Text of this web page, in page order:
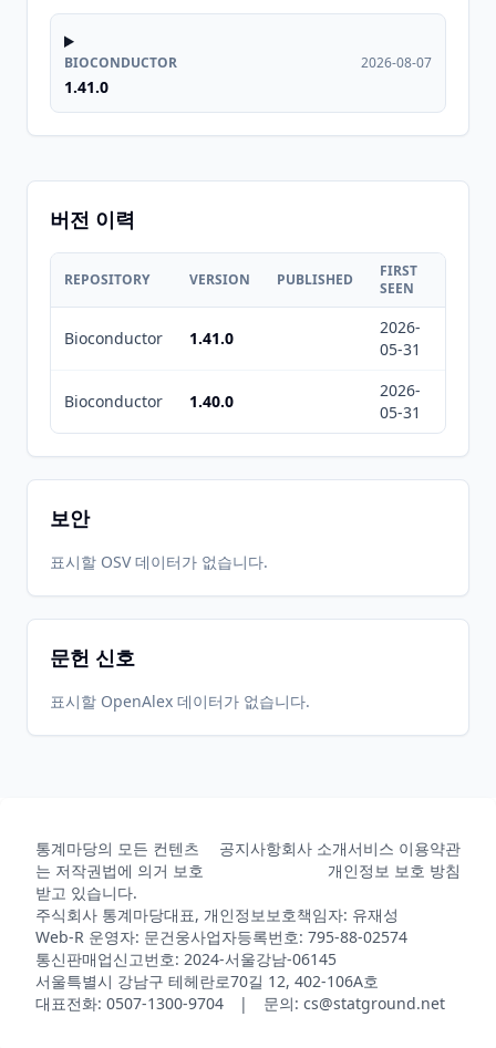
BIOCONDUCTOR
1.41.0
2026-08-07
버전 이력
REPOSITORY VERSION PUBLISHED
FIRST
SEEN
Bioconductor 1.41.0
2026-
05-31
Bioconductor 1.40.0
2026-
05-31
보안
표시할 OSV 데이터가 없습니다.
문헌 신호
표시할 OpenAlex 데이터가 없습니다.
통계마당의 모든 컨텐츠
는 저작권법에 의거 보호
받고 있습니다.
공지사항회사 소개서비스 이용약관
개인정보 보호 방침
주식회사 통계마당대표, 개인정보보호책임자: 유재성
Web-R 운영자: 문건웅사업자등록번호: 795-88-02574
통신판매업신고번호: 2024-서울강남-06145
서울특별시 강남구 테헤란로70길 12, 402-106A호
대표전화: 0507-1300-9704 | 문의: cs@statground.net